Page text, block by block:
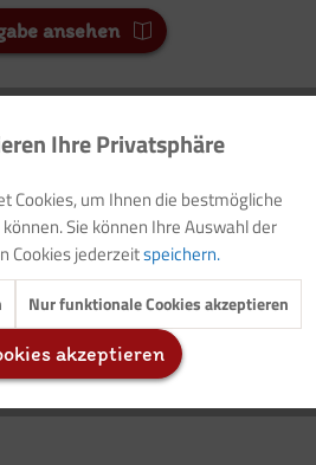
ansehen
dies 1,50 Euro.
mit Dimensionen
Reise
Aktiv
Inaktiv
Inaktiv
Inaktiv
Ihre Privatsphäre
Cookies, um Ihnen die bestmögliche
Sie können Ihre Auswahl der
Cookies jederzeitspeichern.
Nur funktionale Cookies akzeptieren
akzeptieren